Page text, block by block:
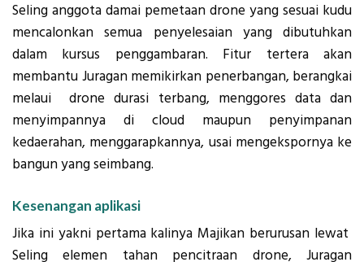
Seling anggota damai pemetaan drone yang sesuai kudu
mencalonkan semua penyelesaian yang dibutuhkan
dalam kursus penggambaran. Fitur tertera akan
membantu Juragan memikirkan penerbangan, berangkai
melaui drone durasi terbang, menggores data dan
menyimpannya di cloud maupun penyimpanan
kedaerahan, menggarapkannya, usai mengekspornya ke
bangun yang seimbang.
Kesenangan aplikasi
Jika ini yakni pertama kalinya Majikan berurusan lewat
Seling elemen tahan pencitraan drone, Juragan